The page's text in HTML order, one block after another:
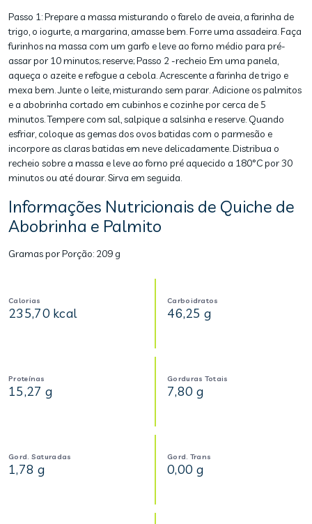
Passo 1: Prepare a massa misturando o farelo de aveia, a farinha de
trigo, o iogurte, a margarina, amasse bem. Forre uma assadeira. Faça
furinhos na massa com um garfo e leve ao forno médio para pré-
assar por 10 minutos; reserve; Passo 2 -recheio Em uma panela,
aqueça o azeite e refogue a cebola. Acrescente a farinha de trigo e
mexa bem. Junte o leite, misturando sem parar. Adicione os palmitos
e a abobrinha cortado em cubinhos e cozinhe por cerca de 5
minutos. Tempere com sal, salpique a salsinha e reserve. Quando
esfriar, coloque as gemas dos ovos batidas com o parmesão e
incorpore as claras batidas em neve delicadamente. Distribua o
recheio sobre a massa e leve ao forno pré aquecido a 180°C por 30
minutos ou até dourar. Sirva em seguida.
Informações Nutricionais de Quiche de
Abobrinha e Palmito
Gramas por Porção: 209 g
Calorias
235,70 kcal
Carboidratos
46,25 g
Proteínas
15,27 g
Gorduras Totais
7,80 g
Gord. Saturadas
1,78 g
Gord. Trans
0,00 g